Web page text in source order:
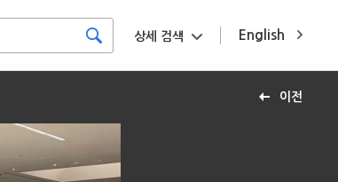
English
상세 검색
이전